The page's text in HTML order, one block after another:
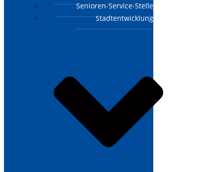
Senioren-Service-Stelle
Stadtentwicklung